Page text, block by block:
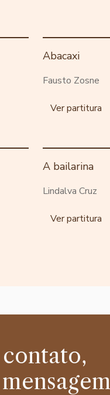
Abacaxi
Fausto Zosne
Ver partitura
A bailarina
Lindalva Cruz
Ver partitura